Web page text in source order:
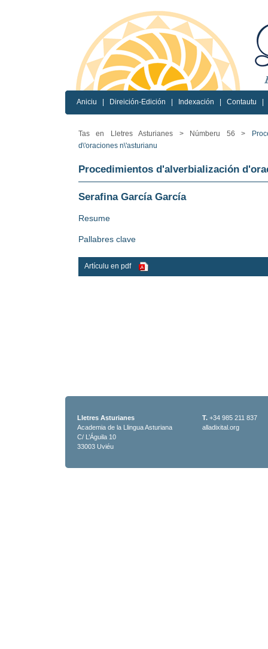
Aniciu Direición-Edición Indexación Contautu
Tas en Lletres Asturianes > Númberu 56 >
d\'oraciones n\'asturianu
Procedimientos d'alverbialización
Serafina García García
Resume
Pallabres clave
Artículu en pdf
Lletres Asturianes
Academia de la Llingua Asturiana
C/ L’Águila 10
33003 Uviéu
T. +34 985 211 837
alladixital.org